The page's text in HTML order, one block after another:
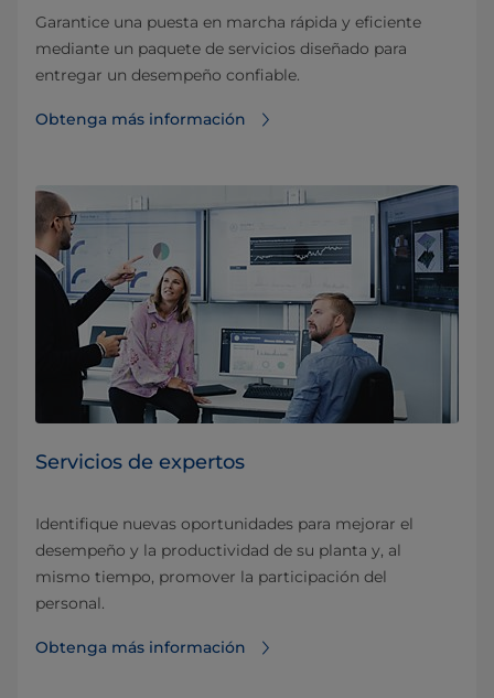
Garantice una puesta en marcha rápida y eficiente
mediante un paquete de servicios diseñado para
entregar un desempeño confiable.
Obtenga más información
Servicios de expertos
Identifique nuevas oportunidades para mejorar el
desempeño y la productividad de su planta y, al
mismo tiempo, promover la participación del
personal.
Obtenga más información